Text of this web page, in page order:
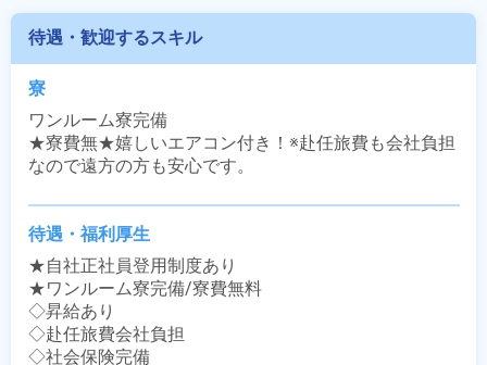
待遇・歓迎するスキル
寮
ワンルーム寮完備
★寮費無★嬉しいエアコン付き！※赴任旅費も会社負担
なので遠方の方も安心です。
待遇・福利厚生
★自社正社員登用制度あり
★ワンルーム寮完備/寮費無料
◇昇給あり
◇赴任旅費会社負担
◇社会保険完備